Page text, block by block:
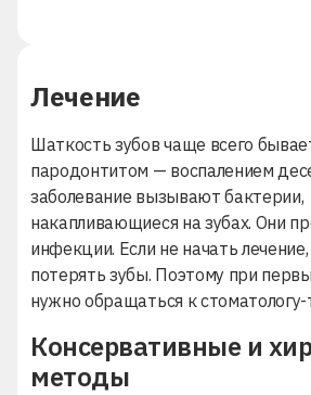
Лечение
Шаткость зубов чаще всего
пародонтитом — воспалением
заболевание вызывают бактерии,
накапливающиеся на зубах. Они
инфекции. Если не начать
потерять зубы. Поэтому при
нужно обращаться к стоматологу-
Консервативные и
методы